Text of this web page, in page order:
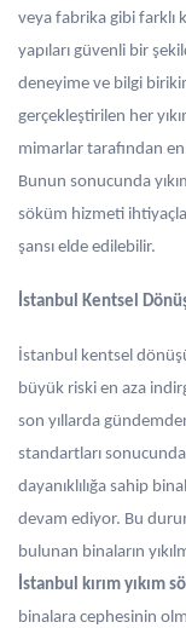
veya fabrika gibi farklı
yapıları güvenli bir
deneyime ve bilgi
gerçekleştirilen her
mimarlar tarafından
Bunun sonucunda
söküm hizmeti
şansı elde edilebilir.
İstanbul Kentsel
İstanbul kentsel
büyük riski en aza
son yıllarda
standartları
dayanıklılığa sahip
devam ediyor. Bu
bulunan binaların
İstanbul kırım yıkım
binalara cephesinin